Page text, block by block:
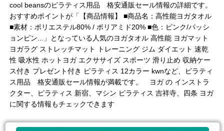
cool beansのピラティス用品 格安通販セール情報の詳細です。
おすすめポイントが「【商品情報】 ■商品名：高性能ヨガタオル
■素材：ポリエステル80% / ポリアミド20% ■色：ピンク/パッシ
ョンピン...」となっている人気のヨガタオル 高性能 ヨガマット
ヨガラグ ストレッチマット トレーニング ジム ダイエット 速乾
性 吸水性 ホットヨガ エクササイズ スポーツ 滑り止め 収納ケー
ス付き プレゼント付き ピラティス 12カラー kwnなど、ピラティ
ス用品 格安通販セール情報が満載です。 ヨガ の インストラ
クター、ピラティス 新宿、マシン ピラティス 吉祥寺、四条 ヨガ
に関する情報もチェックできます